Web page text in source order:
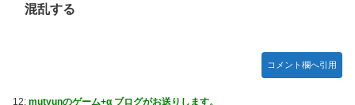
【アニメ調】 Part 3
混乱する
コメント欄へ引用
12: mutyunのゲーム+α ブログがお送りします。